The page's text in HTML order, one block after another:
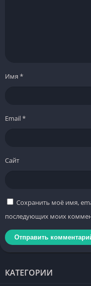
Имя *
Email*
Сайт
Сохранить моё имя,
последующих моих
КАТЕГОРИИ